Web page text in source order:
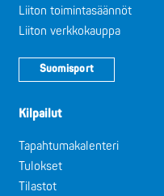
Liiton toimintasäännöt
Liiton verkkokauppa
Suomisport
Kilpailut
Tapahtumakalenteri
Tulokset
Tilastot